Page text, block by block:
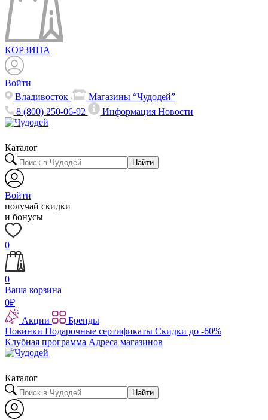
КОРЗИНА
Войти
Владивосток
Магазины “Чудодей”
8 (800) 250-06-92
ИнформацияНовости
Каталог
Найти
Войти
получай скидки
и бонусы
0
0
Ваша корзина
0₽
Акции
Бренды
Новинки Подарочные сертификаты Скидки до -60%
Клубная программа Адреса магазинов
Каталог
Найти